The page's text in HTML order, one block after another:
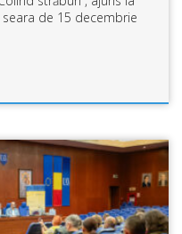
seara de 15 decembrie